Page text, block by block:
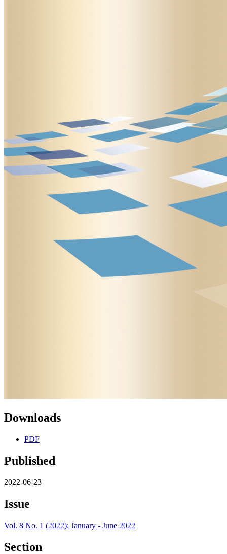
Downloads
PDF
Published
2022-06-23
Issue
Vol. 8 No. 1 (2022): January - June 2022
Section